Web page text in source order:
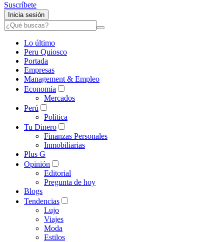
Suscríbete
Inicia sesión
Lo último
Peru Quiosco
Portada
Empresas
Management & Empleo
Economía
Mercados
Perú
Política
Tu Dinero
Finanzas Personales
Inmobiliarias
Plus G
Opinión
Editorial
Pregunta de hoy
Blogs
Tendencias
Lujo
Viajes
Moda
Estilos